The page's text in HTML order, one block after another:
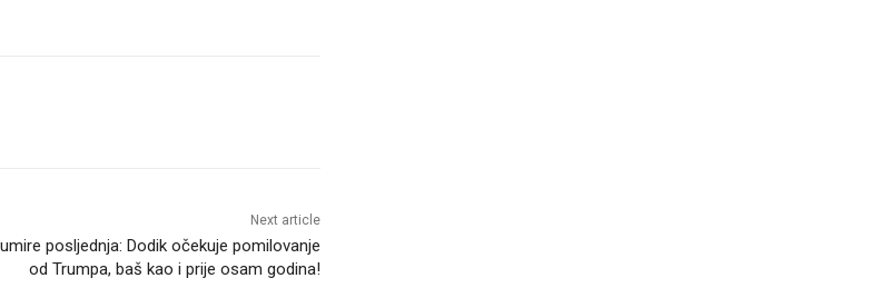
Next article
posljednja: Dodik očekuje pomilovanje
od Trumpa, baš kao i prije osam godina!